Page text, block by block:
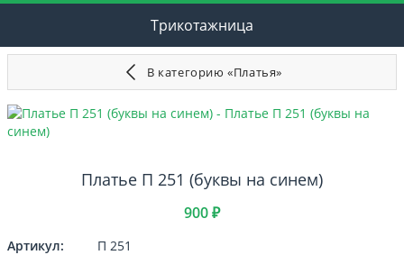
Трикотажница
В категорию «Платья»
Платье П 251 (буквы на синем)
900 ₽
Артикул:
П 251